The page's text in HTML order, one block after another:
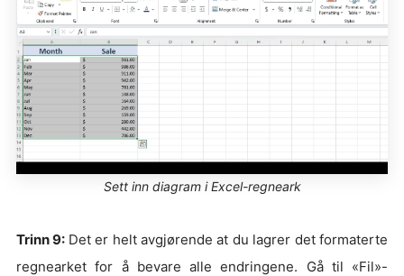
Sett inn diagram i Excel-regneark
Trinn 9: Det er helt avgjørende at du lagrer det formaterte
regnearket for å bevare alle endringene. Gå til «Fil»-